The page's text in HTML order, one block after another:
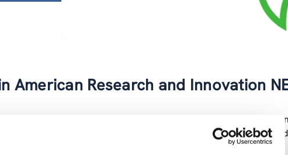
American Research and Innovation
sogenannte „Co-ordination Action“ die das Hauptziel verfolgte,
(S&T) zwischen den EU Mitgliedsstaaten, assoziierten Staaten